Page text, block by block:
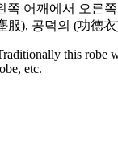
어깨에서 오른
), 공덕의 (功德
this robe
etc.